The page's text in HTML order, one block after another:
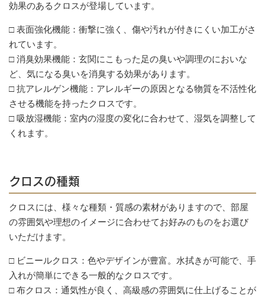
効果のあるクロスが登場しています。
□ 表面強化機能：衝撃に強く、傷や汚れが付きにくい加工がさ
れています。
□ 消臭効果機能：玄関にこもった足の臭いや調理のにおいな
ど、気になる臭いを消臭する効果があります。
□ 抗アレルゲン機能：アレルギーの原因となる物質を不活性化
させる機能を持ったクロスです。
□ 吸放湿機能：室内の湿度の変化に合わせて、湿気を調整して
くれます。
クロスの種類
クロスには、様々な種類・質感の素材がありますので、部屋
の雰囲気や理想のイメージに合わせてお好みのものをお選び
いただけます。
□ ビニールクロス：色やデザインが豊富。水拭きが可能で、手
入れが簡単にできる一般的なクロスです。
□ 布クロス：通気性が良く、高級感の雰囲気に仕上げることが